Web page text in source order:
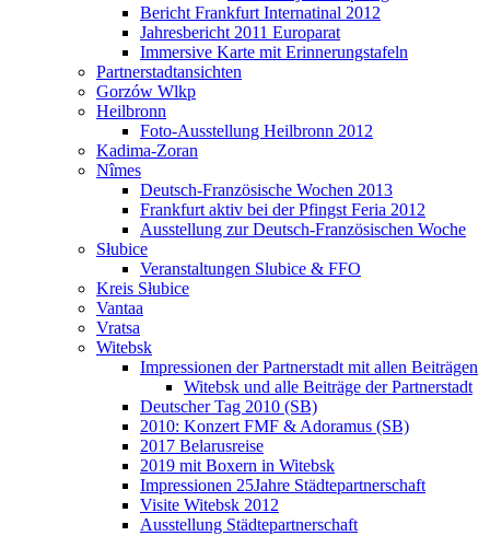
Bericht Frankfurt Internatinal 2012
Jahresbericht 2011 Europarat
Immersive Karte mit Erinnerungstafeln
Partnerstadtansichten
Gorzów Wlkp
Heilbronn
Foto-Ausstellung Heilbronn 2012
Kadima-Zoran
Nîmes
Deutsch-Französische Wochen 2013
Frankfurt aktiv bei der Pfingst Feria 2012
Ausstellung zur Deutsch-Französischen Woche
Słubice
Veranstaltungen Slubice & FFO
Kreis Słubice
Vantaa
Vratsa
Witebsk
Impressionen der Partnerstadt mit allen Beiträgen
Witebsk und alle Beiträge der Partnerstadt
Deutscher Tag 2010 (SB)
2010: Konzert FMF & Adoramus (SB)
2017 Belarusreise
2019 mit Boxern in Witebsk
Impressionen 25Jahre Städtepartnerschaft
Visite Witebsk 2012
Ausstellung Städtepartnerschaft